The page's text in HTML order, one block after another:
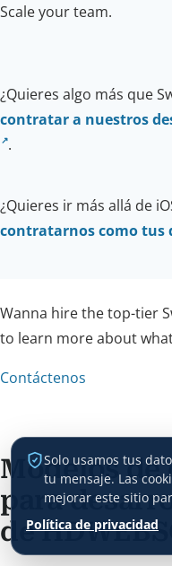
Scale your team.
¿Quieres algo más que
contratar a nuestros
.
¿Quieres ir más allá de
contratarnos como tus
Wanna hire the top-tier
to learn more about
Contáctenos
Modelos
para
de
Solo usamos tus
tu mensaje. Las
mejorar este sitio
Política de privacidad